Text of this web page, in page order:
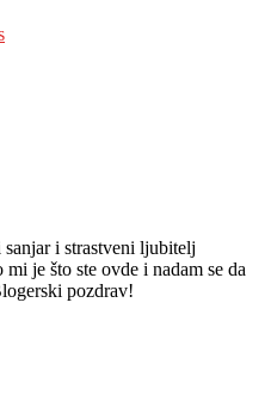
i strastveni ljubitelj
je što ste ovde i nadam se da
pozdrav!